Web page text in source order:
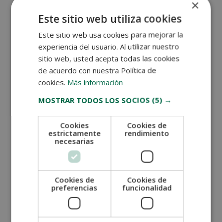
cardiovasculares
Comidas rápidas y fritos
Los alimentos fritos y las comidas rápidas son altos en
calorías vacías y grasas poco saludables. Además, pueden
dificultar la digestión y llevar a problemas de peso
Alcohol
El consumo excesivo de alcohol puede ser perjudicial,
especialmente para los adultos mayores, puesto que
puede interactuar negativamente con
medicamentos y aumentar el riesgo de caídas y
Sal en exceso
El exceso de sal en la dieta puede contribuir a la
hipertensión.
Reducir la ingesta de sal
para mantener la presión arterial en niveles
saludables.
×
Este sitio web utiliza cookies
Este sitio web usa cookies para mejorar la
experiencia del usuario. Al utilizar nuestro
sitio web, usted acepta todas las cookies
de acuerdo con nuestra Política de
cookies. Más información
MOSTRAR TODOS LOS SOCIOS (5) →
Cookies
estrictamente
necesarias
Cookies de
rendimiento
Cookies de
preferencias
Cookies de
funcionalidad